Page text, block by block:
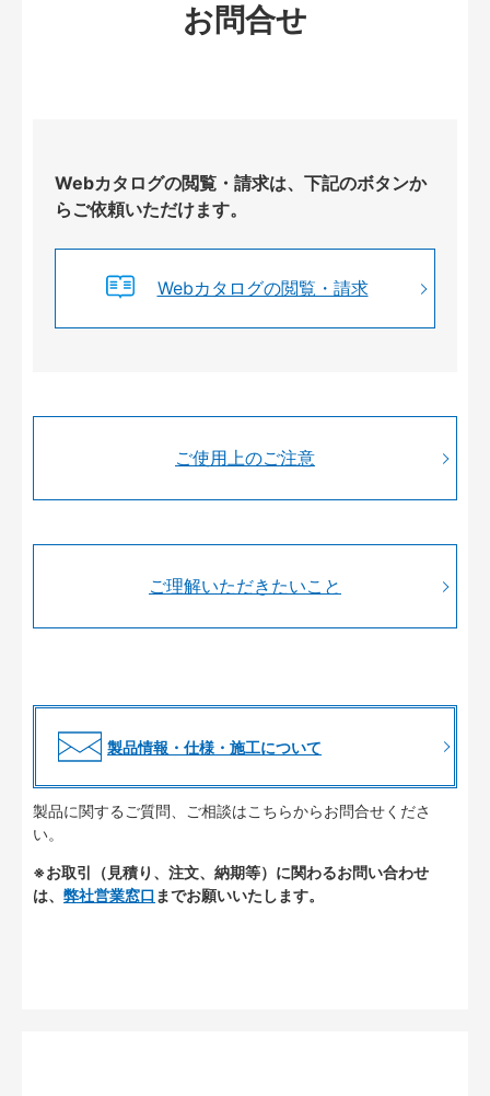
お問合せ
Webカタログの閲覧・請求は、下記のボタンか
らご依頼いただけます。
Webカタログの閲覧・請求
ご使用上のご注意
ご理解いただきたいこと
製品情報・仕様・施工について
製品に関するご質問、ご相談はこちらからお問合せくださ
い。
※お取引（見積り、注文、納期等）に関わるお問い合わせ
は、 弊社営業窓口 までお願いいたします。